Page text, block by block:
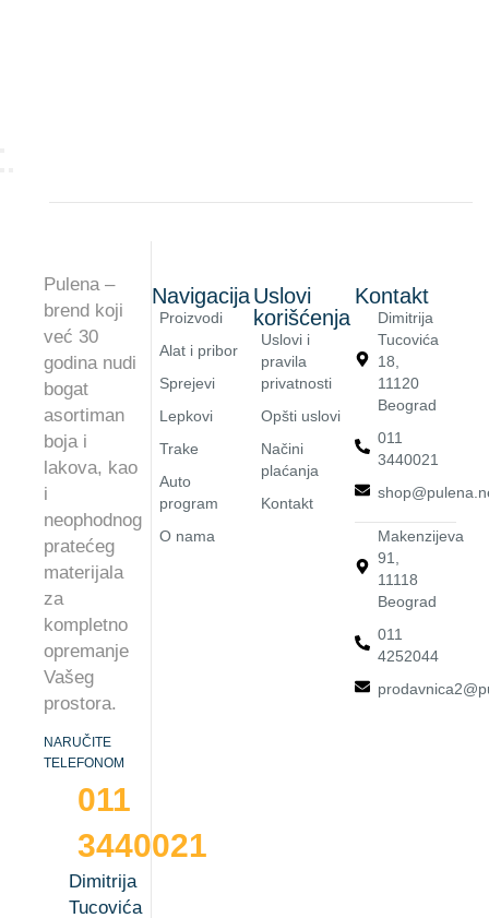
Pulena –
brend koji
već 30
godina nudi
bogat
asortiman
boja i
lakova, kao
i
neophodnog
pratećeg
materijala
za
kompletno
opremanje
Vašeg
prostora.
NARUČITE
TELEFONOM
011
3440021
Dimitrija
Tucovića
Navigacija
Proizvodi
Alat i pribor
Sprejevi
Lepkovi
Trake
Auto
program
O nama
Uslovi
korišćenja
Uslovi i
pravila
privatnosti
Opšti uslovi
Načini
plaćanja
Kontakt
Kontakt
Dimitrija
Tucovića
18,
11120
Beograd
011
3440021
Makenzijeva
91,
11118
Beograd
011
4252044